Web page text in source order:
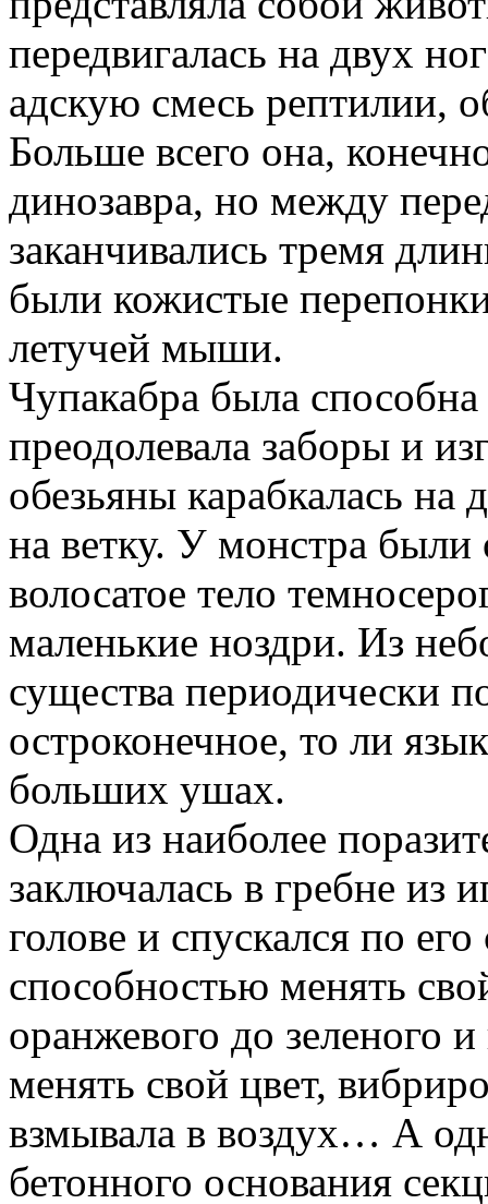
передвигалась на двух
адскую смесь рептилии,
Больше всего она,
динозавра, но между
заканчивались тремя
были кожистые
летучей мыши.
Чупакабра была
преодолевала заборы и
обезьяны карабкалась на
на ветку. У монстра были
волосатое тело
маленькие ноздри. Из
существа периодически
остроконечное, то ли
больших ушах.
Одна из наиболее
заключалась в гребне из
голове и спускался по
способностью менять
оранжевого до зеленого
менять свой цвет,
взмывала в воздух… А
бетонного основания